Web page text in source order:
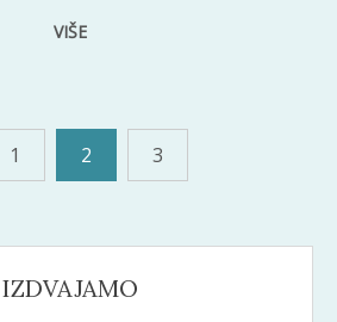
VIŠE
1 2
3
IZDVAJAMO